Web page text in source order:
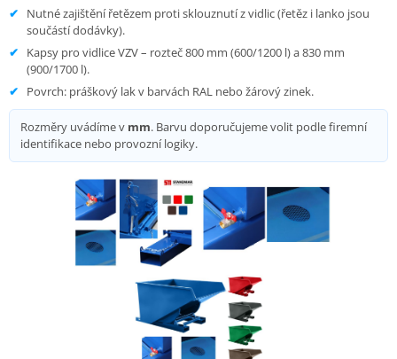
Nutné zajištění řetězem proti sklouznutí z vidlic (řetěz i lanko jsou
součástí dodávky).
Kapsy pro vidlice VZV – rozteč 800 mm (600/1200 l) a 830 mm
(900/1700 l).
Povrch: práškový lak v barvách RAL nebo žárový zinek.
Rozměry uvádíme v mm. Barvu doporučujeme volit podle firemní
identifikace nebo provozní logiky.